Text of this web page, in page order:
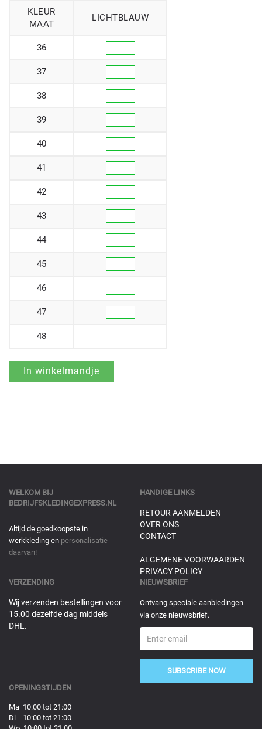
KLEUR
MAAT
LICHTBLAUW
36
37
38
39
40
41
42
43
44
45
46
47
48
WELKOM BIJ
BEDRIJFSKLEDINGEXPRESS.NL
Altijd de goedkoopste in
werkkleding en personalisatie
daarvan!
HANDIGE LINKS
RETOUR AANMELDEN
OVER ONS
CONTACT
ALGEMENE VOORWAARDEN
PRIVACY POLICY
VERZENDING
Wij verzenden bestellingen voor
15.00 dezelfde dag middels
DHL.
NIEUWSBRIEF
Ontvang speciale aanbiedingen
via onze nieuwsbrief.
SUBSCRIBE NOW
OPENINGSTIJDEN
Ma 10:00 tot 21:00
Di 10:00 tot 21:00